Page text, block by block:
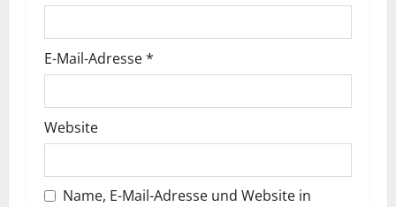
E-Mail-Adresse*
Website
Name, E-Mail-Adresse und Website in